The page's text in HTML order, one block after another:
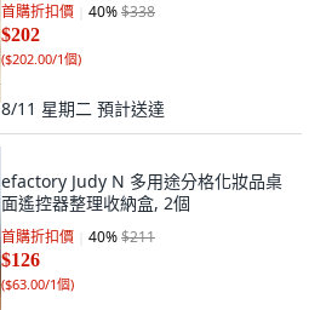
首購折扣價 40%$338
$202
($202.00/1個)
8/11 星期二 預計送達
efactory Judy N 多用途分格化妝品桌
面遙控器整理收納盒, 2個
首購折扣價 40%$211
$126
($63.00/1個)